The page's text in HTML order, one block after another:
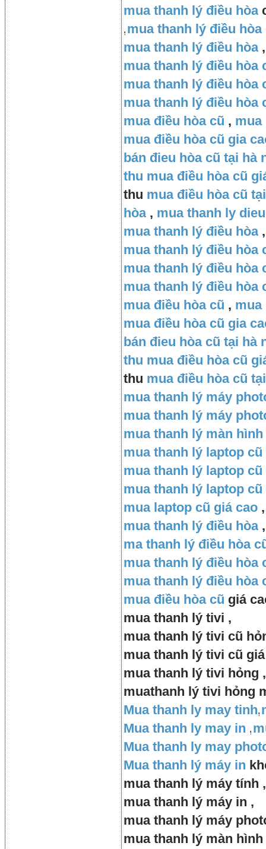
mua thanh lý điều hòa
,mua thanh lý điều hòa
mua thanh lý điều hòa ,
mua thanh lý điều hòa
mua thanh lý điều hòa
mua thanh lý điều hòa
mua điều hòa cũ , mua
mua điều hòa cũ gia
bán đieu hòa cũ tại hà
thu mua điều hòa cũ
thu mua điều hòa cũ
hòa , mua thanh ly
mua thanh lý điều hòa ,
mua thanh lý điều hòa
mua thanh lý điều hòa
mua thanh lý điều hòa
mua điều hòa cũ , mua
mua điều hòa cũ gia
bán đieu hòa cũ tại hà
thu mua điều hòa cũ
thu mua điều hòa cũ
mua thanh lý máy
mua thanh lý máy
mua thanh lý màn hình
mua thanh lý laptop cũ
mua thanh lý laptop cũ
mua thanh lý laptop cũ
mua laptop cũ giá cao ,
mua thanh lý điều hòa ,
ma thanh lý điều hòa
mua thanh lý điều hòa
mua thanh lý điều hòa
mua điều hòa cũ giá
mua thanh lý tivi ,
mua thanh lý tivi cũ
mua thanh lý tivi cũ
mua thanh lý tivi hỏng ,
muathanh lý tivi hỏng
Mua thanh ly may tinh,
Mua thanh ly may in ,
Mua thanh ly may
Mua thanh lý máy in
mua thanh lý máy tính ,
mua thanh lý máy in ,
mua thanh lý máy
mua thanh lý màn hình